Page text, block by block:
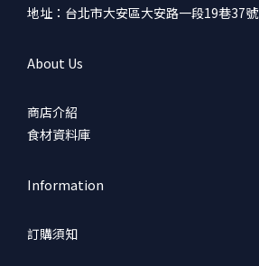
地址：台北市大安區大安路一段19巷37號
About Us
商店介紹
食材資料庫
Information
訂購須知